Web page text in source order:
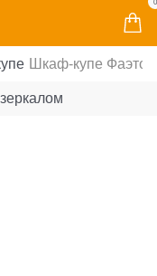
0
Шкаф-купе